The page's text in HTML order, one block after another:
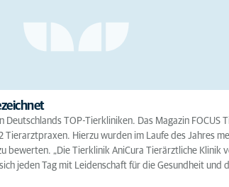
TOP-Tierkliniken. Das Magazin
Tierarztpraxen. Hierzu wurden im Laufe des Jahres
„Die Tierklinik AniCura Tierärztliche
jeden Tag mit Leidenschaft für die Gesundheit und